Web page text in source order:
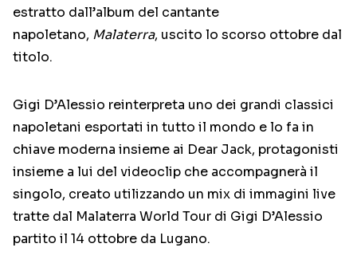
estratto dall’album del cantante
napoletano, Malaterra, uscito lo scorso ottobre dal
titolo.
Gigi D’Alessio reinterpreta uno dei grandi classici
napoletani esportati in tutto il mondo e lo fa in
chiave moderna insieme ai Dear Jack, protagonisti
insieme a lui del videoclip che accompagnerà il
singolo, creato utilizzando un mix di immagini live
tratte dal Malaterra World Tour di Gigi D’Alessio
partito il 14 ottobre da Lugano.